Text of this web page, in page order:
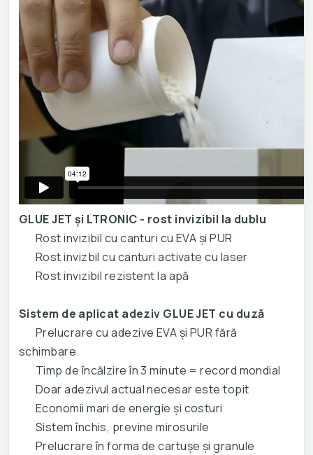
GLUE JET și LTRONIC - rost invizibil la dublu
Rost invizibil cu canturi cu EVA și PUR
Rost invizbil cu canturi activate cu laser
Rost invizibil rezistent la apă
Sistem de aplicat adeziv GLUE JET cu duză
Prelucrare cu adezive EVA și PUR fără
schimbare
Timp de încălzire în 3 minute = record mondial
Doar adezivul actual necesar este topit
Economii mari de energie și costuri
Sistem închis, previne mirosurile
Prelucrare în forma de cartușe și granule